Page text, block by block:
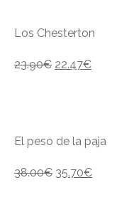
Los Chesterton
23.90€ 22.47€
El peso de la paja
38.00€ 35.70€